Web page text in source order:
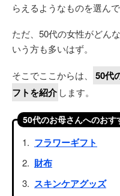
らえるようなものを選ん
ただ、50代の女性がどん
いう方も多いはず。
そこでここからは、
50代
フトを紹介 します。
50代のお母さんへのおす
フラワーギフト
財布
スキンケアグッズ